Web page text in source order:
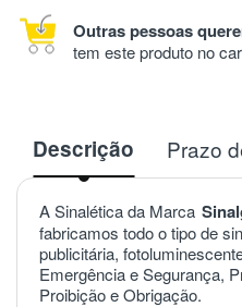
Outras pessoas
tem este produto no
Descrição Prazo
A Sinalética da Marca
fabricamos todo o tipo de
publicitária,
Emergência e Segurança,
Proibição e Obrigação.